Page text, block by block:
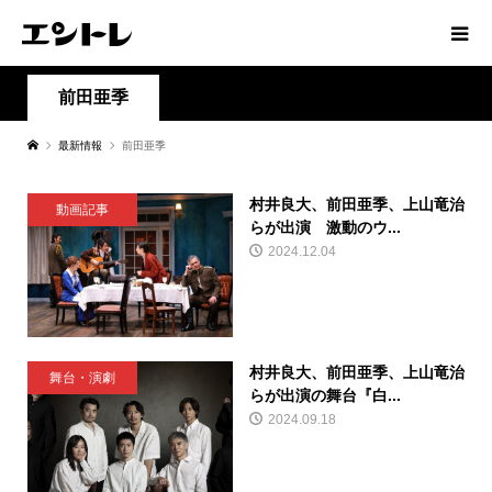
前田亜季
最新情報 前田亜季
動画記事
村井良大、前田亜季、上山竜治
らが出演 激動のウ...
2024.12.04
舞台・演劇
村井良大、前田亜季、上山竜治
らが出演の舞台『白...
2024.09.18